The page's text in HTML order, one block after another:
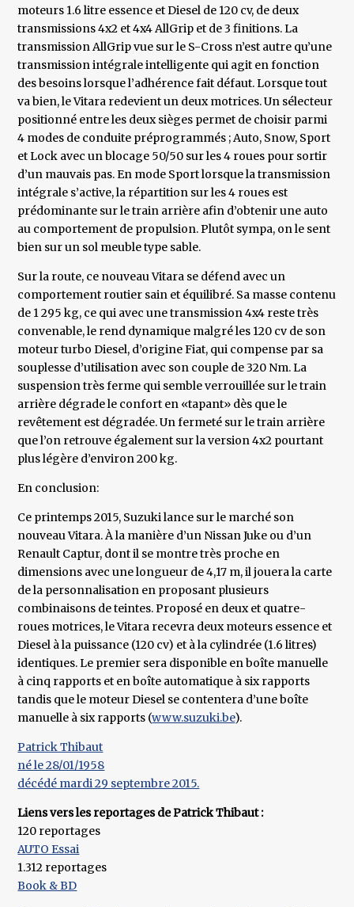
moteurs 1.6 litre essence et Diesel de 120 cv, de deux
transmissions 4x2 et 4x4 AllGrip et de 3 finitions. La
transmission AllGrip vue sur le S-Cross n’est autre qu’une
transmission intégrale intelligente qui agit en fonction
des besoins lorsque l’adhérence fait défaut. Lorsque tout
va bien, le Vitara redevient un deux motrices. Un sélecteur
positionné entre les deux sièges permet de choisir parmi
4 modes de conduite préprogrammés ; Auto, Snow, Sport
et Lock avec un blocage 50/50 sur les 4 roues pour sortir
d’un mauvais pas. En mode Sport lorsque la transmission
intégrale s’active, la répartition sur les 4 roues est
prédominante sur le train arrière afin d’obtenir une auto
au comportement de propulsion. Plutôt sympa, on le sent
bien sur un sol meuble type sable.
Sur la route, ce nouveau Vitara se défend avec un
comportement routier sain et équilibré. Sa masse contenu
de 1 295 kg, ce qui avec une transmission 4x4 reste très
convenable, le rend dynamique malgré les 120 cv de son
moteur turbo Diesel, d’origine Fiat, qui compense par sa
souplesse d’utilisation avec son couple de 320 Nm. La
suspension très ferme qui semble verrouillée sur le train
arrière dégrade le confort en «tapant» dès que le
revêtement est dégradée. Un fermeté sur le train arrière
que l’on retrouve également sur la version 4x2 pourtant
plus légère d’environ 200 kg.
En conclusion:
Ce printemps 2015, Suzuki lance sur le marché son
nouveau Vitara. À la manière d’un Nissan Juke ou d’un
Renault Captur, dont il se montre très proche en
dimensions avec une longueur de 4,17 m, il jouera la carte
de la personnalisation en proposant plusieurs
combinaisons de teintes. Proposé en deux et quatre-
roues motrices, le Vitara recevra deux moteurs essence et
Diesel à la puissance (120 cv) et à la cylindrée (1.6 litres)
identiques. Le premier sera disponible en boîte manuelle
à cinq rapports et en boîte automatique à six rapports
tandis que le moteur Diesel se contentera d’une boîte
manuelle à six rapports (www.suzuki.be).
Patrick Thibaut
né le 28/01/1958
décédé mardi 29 septembre 2015.
Liens vers les reportages de Patrick Thibaut :
120 reportages
AUTO Essai
1.312 reportages
Book & BD